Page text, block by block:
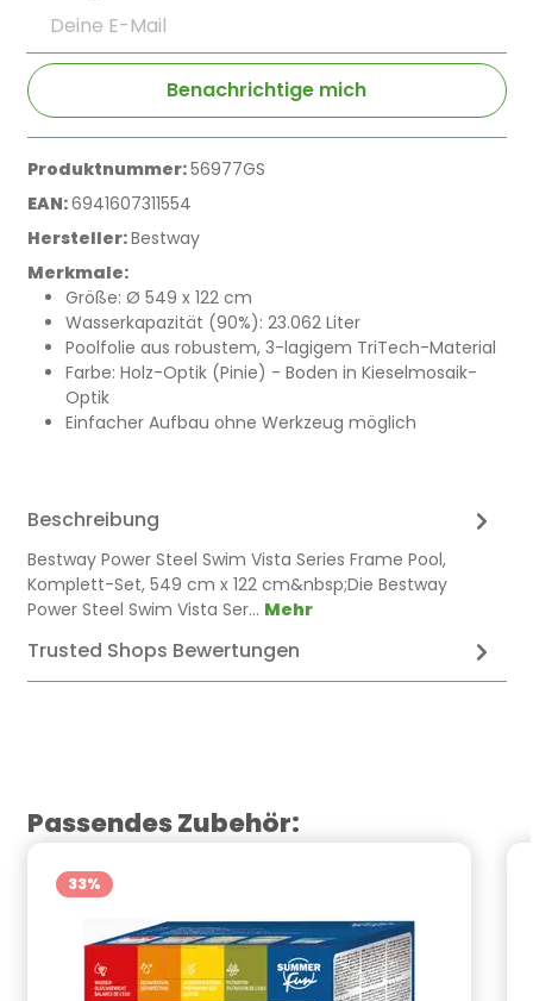
Benachrichtige mich
Produktnummer:56977GS
EAN:6941607311554
Hersteller:Bestway
Merkmale:
Größe: Ø 549 x 122 cm
Wasserkapazität (90%): 23.062 Liter
Poolfolie aus robustem, 3-lagigem TriTech-Material
Farbe: Holz-Optik (Pinie) - Boden in Kieselmosaik-
Optik
Einfacher Aufbau ohne Werkzeug möglich
Beschreibung
​Bestway Power Steel Swim Vista Series Frame Pool,
Komplett-Set, 549 cm x 122 cm&nbsp;Die Bestway
Power Steel Swim Vista Ser… Mehr
Trusted Shops Bewertungen
Produktgalerie überspringen
Passendes Zubehör:
33%